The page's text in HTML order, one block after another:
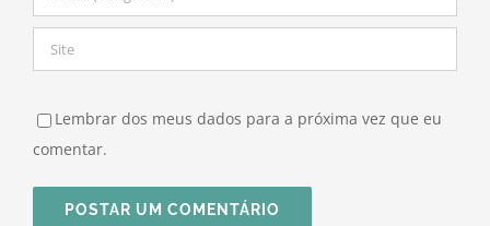
Lembrar dos meus dados para a próxima vez que eu
comentar.